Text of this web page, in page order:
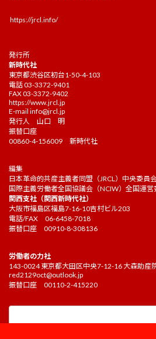
https://jrcl.info/
発行所
新時代社
東京都渋谷区初台1-50-4-103
電話 03-3372-9401
FAX 03-3372-9402
https://www.jrcl.jp
E-mail info@jrcl.jp
発行人 山口 明
振替口座
00860-4-156009 新時代社
編集
日本革命的共産主義者同盟（JRCL）中央委員
国際主義労働者全国協議会（NCIW）全国運営
関西支社（関西新時代社）
大阪市福島区福島7-16-10吉村ビル203
電話/FAX 06-6458-7018
振替口座 00910-8-308136
労働者の力社
143-0024 東京都大田区中央7-12-16 大森助
red2129oct@outlook.jp
振替口座 00110-2-415220